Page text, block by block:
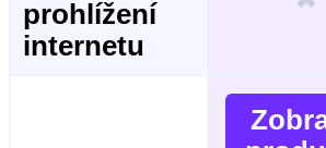
prohlížení
internetu